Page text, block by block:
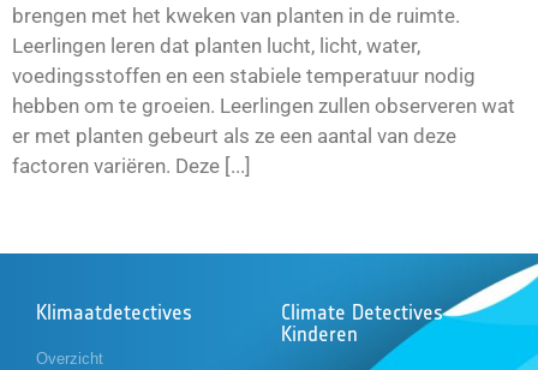
brengen met het kweken van planten in de ruimte.
Leerlingen leren dat planten lucht, licht, water,
voedingsstoffen en een stabiele temperatuur nodig
hebben om te groeien. Leerlingen zullen observeren wat
er met planten gebeurt als ze een aantal van deze
factoren variëren. Deze [...]
Klimaatdetectives
Overzicht
Climate Detectives
Kinderen